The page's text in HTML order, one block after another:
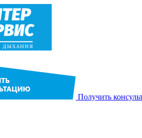
Получить